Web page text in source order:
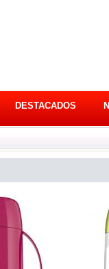
DESTACADOS